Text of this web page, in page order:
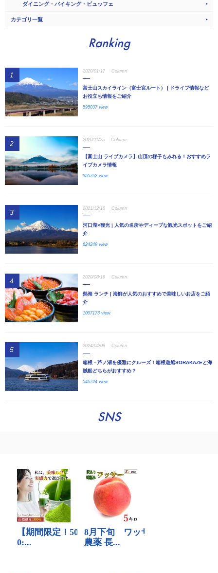
ダイニング・バイキング・ビュッフェ
カテゴリ一覧
Ranking
1 2020/01/17 Column
富士山スカイライン（富士宮ルート） | ドライブ情報など
お役立ち情報をご紹介
595037 view
2 2020/11/25 Column
【富士山 ライブカメラ】山頂の様子もみれる！おすすめラ
イブカメラ情報
355762 view
3 2021/12/10 Column
河口湖×観光 | 人気の名所やディープな観光スポットをご紹
介
624249 view
4 2020/08/19 Column
熱海 ランチ | 海鮮が人気のおすすめで美味しいお店をご紹
介
1007173 view
5 2024/04/08 Column
箱根・芦ノ湖を優雅にクルーズ！箱根遊船SORAKAZEと海
賊船どちらがおすすめ？
546724 view
SNS